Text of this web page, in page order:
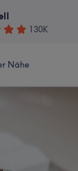
130K
Nähe